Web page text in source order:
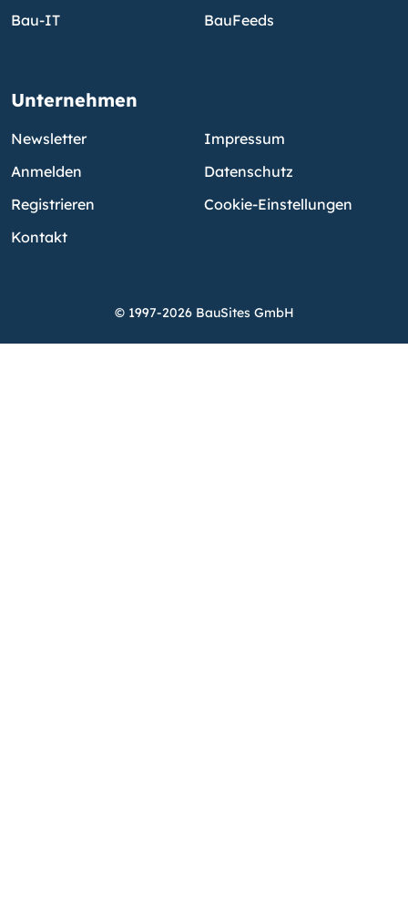
Bau-IT
BauFeeds
Unternehmen
Newsletter
Anmelden
Registrieren
Kontakt
Impressum
Datenschutz
Cookie-Einstellungen
© 1997-2026 BauSites GmbH